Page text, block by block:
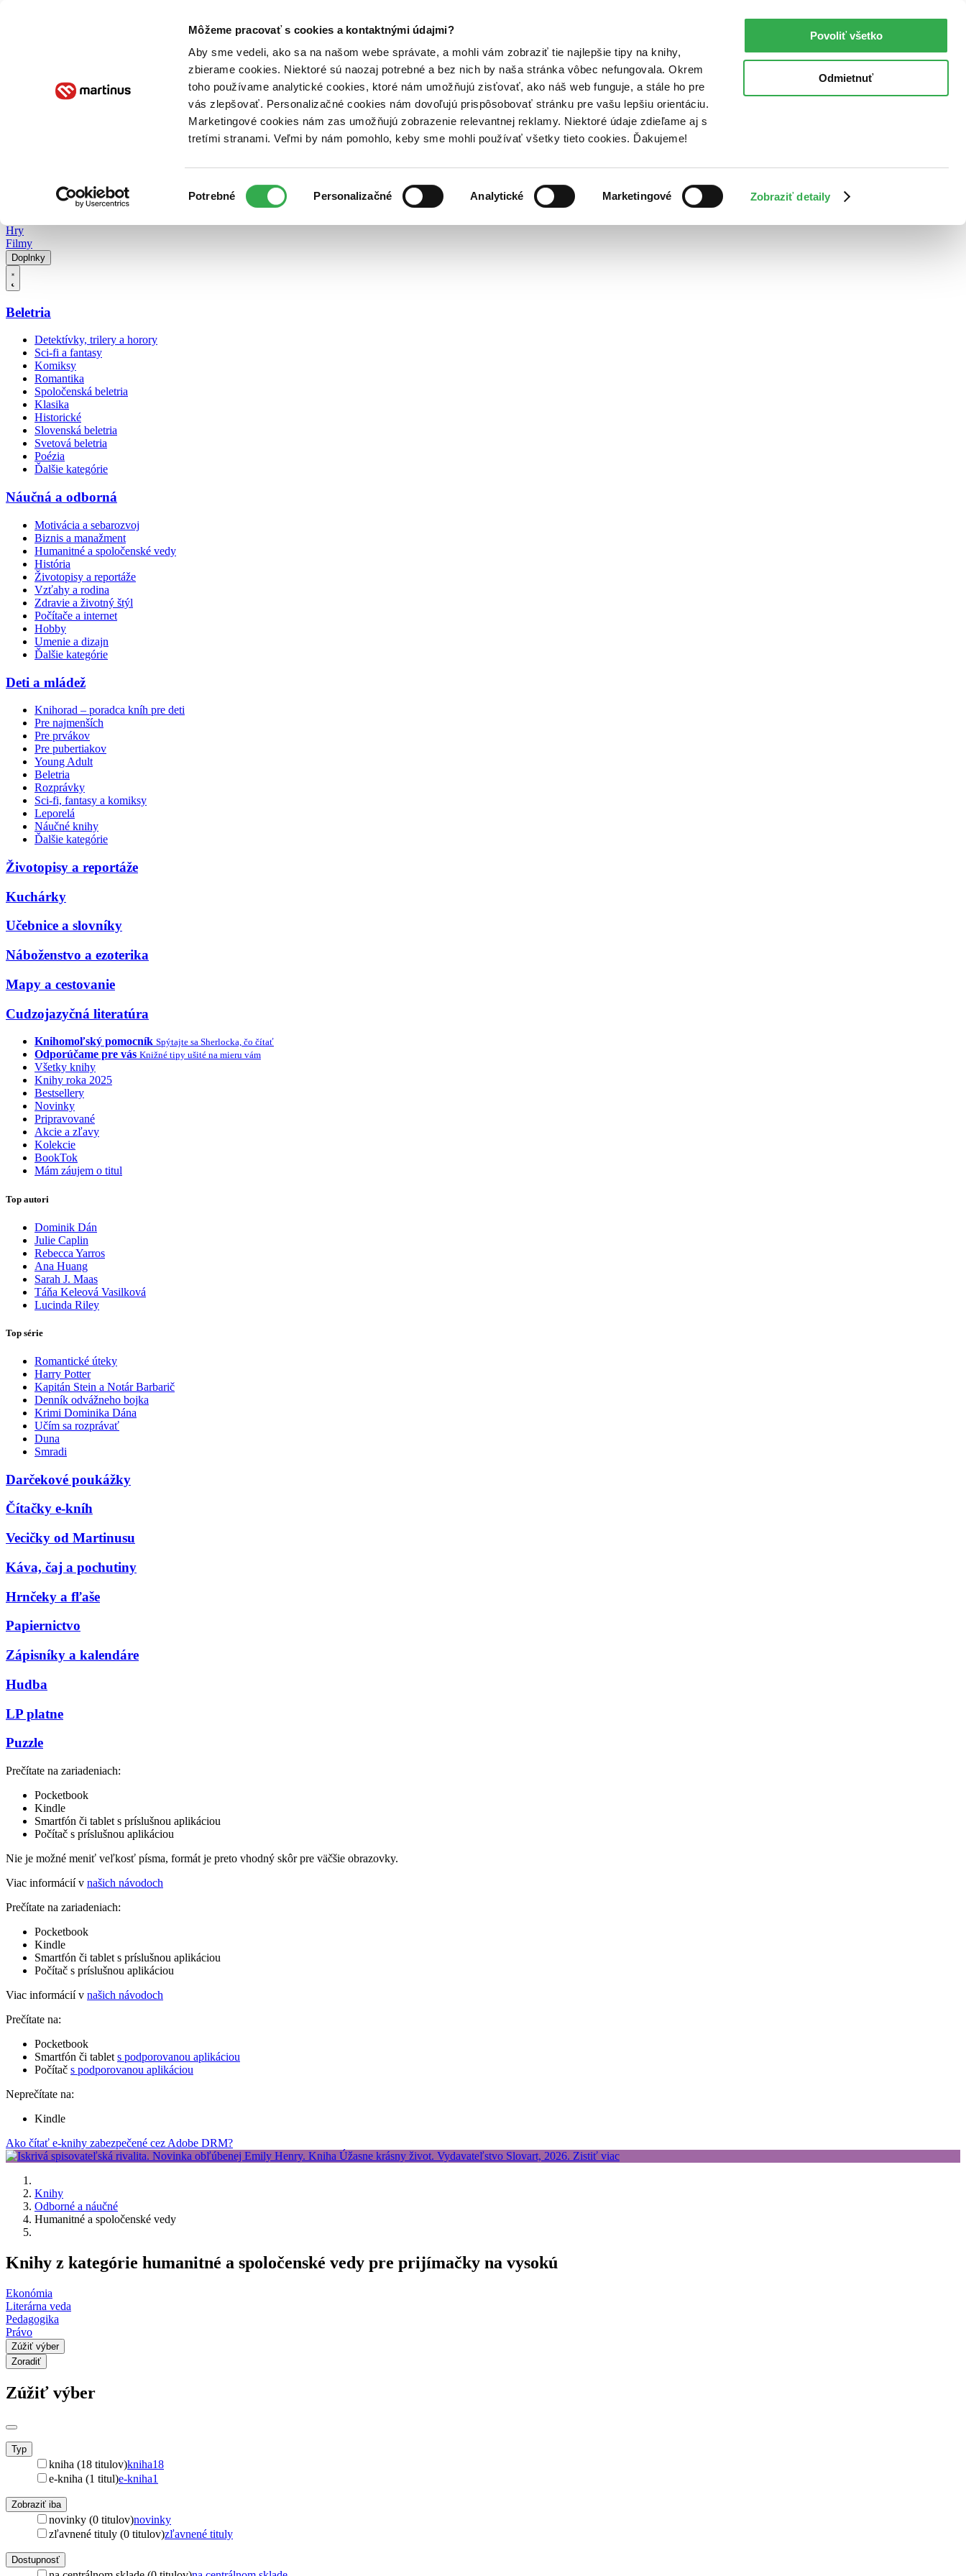
Môžeme pracovať s cookies a kontaktnými údajmi?
Aby sme vedeli, ako sa na našom webe správate, a mohli vám zobraziť tie najlepšie tipy na knihy,
zbierame cookies. Niektoré sú naozaj potrebné a bez nich by naša stránka vôbec nefungovala. Okrem
toho používame analytické cookies, ktoré nám umožňujú zisťovať, ako náš web funguje, a stále ho pre
vás zlepšovať. Personalizačné cookies nám dovoľujú prispôsobovať stránku pre vašu lepšiu orientáciu.
Marketingové cookies nám zas umožňujú zobrazenie relevantnej reklamy. Niektoré údaje zdieľame aj s
tretími stranami. Veľmi by nám pomohlo, keby sme mohli používať všetky tieto cookies. Ďakujeme!
súhlasu
Potrebné Personalizačné Analytické Marketingové Zobraziť detaily
Povoliť všetko
Odmietnuť
Poukážky Kontakt
Hry
Filmy
Doplnky
Beletria
Detektívky, trilery a horory
Sci-fi a fantasy
Komiksy
Romantika
Spoločenská beletria
Klasika
Historické
Slovenská beletria
Svetová beletria
Poézia
Ďalšie kategórie
Náučná a odborná
Motivácia a sebarozvoj
Biznis a manažment
Humanitné a spoločenské vedy
História
Životopisy a reportáže
Vzťahy a rodina
Zdravie a životný štýl
Počítače a internet
Hobby
Umenie a dizajn
Ďalšie kategórie
Deti a mládež
Knihorad – poradca kníh pre deti
Pre najmenších
Pre prvákov
Pre pubertiakov
Young Adult
Beletria
Rozprávky
Sci-fi, fantasy a komiksy
Leporelá
Náučné knihy
Ďalšie kategórie
Životopisy a reportáže
Kuchárky
Učebnice a slovníky
Náboženstvo a ezoterika
Mapy a cestovanie
Cudzojazyčná literatúra
Knihomoľský pomocník Spýtajte sa Sherlocka, čo čítať
Odporúčame pre vás Knižné tipy ušité na mieru vám
Všetky knihy
Knihy roka 2025
Bestsellery
Novinky
Pripravované
Akcie a zľavy
Kolekcie
BookTok
Mám záujem o titul
Top autori
Dominik Dán
Julie Caplin
Rebecca Yarros
Ana Huang
Sarah J. Maas
Táňa Keleová Vasilková
Lucinda Riley
Top série
Romantické úteky
Harry Potter
Kapitán Stein a Notár Barbarič
Denník odvážneho bojka
Krimi Dominika Dána
Učím sa rozprávať
Duna
Smradi
Darčekové poukážky
Čítačky e-kníh
Vecičky od Martinusu
Káva, čaj a pochutiny
Hrnčeky a fľaše
Papiernictvo
Zápisníky a kalendáre
Hudba
LP platne
Puzzle
Prečítate na zariadeniach:
Pocketbook
Kindle
Smartfón či tablet s príslušnou aplikáciou
Počítač s príslušnou aplikáciou
Nie je možné meniť veľkosť písma, formát je preto vhodný skôr pre väčšie obrazovky.
Viac informácií v našich návodoch
Prečítate na zariadeniach:
Pocketbook
Kindle
Smartfón či tablet s príslušnou aplikáciou
Počítač s príslušnou aplikáciou
Viac informácií v našich návodoch
Prečítate na:
Pocketbook
Smartfón či tablet s podporovanou aplikáciou
Počítač s podporovanou aplikáciou
Neprečítate na:
Kindle
Ako čítať e-knihy zabezpečené cez Adobe DRM?
Knihy
Odborné a náučné
Humanitné a spoločenské vedy
Knihy z kategórie humanitné a spoločenské vedy pre prijímačky na vysokú
Ekonómia
Literárna veda
Pedagogika
Právo
Zúžiť výber
Zoradiť
Zúžiť výber
Typ
kniha (18 titulov)kniha18
e-kniha (1 titul)e-kniha1
Zobraziť iba
novinky (0 titulov)novinky
zľavnené tituly (0 titulov)zľavnené tituly
Dostupnosť